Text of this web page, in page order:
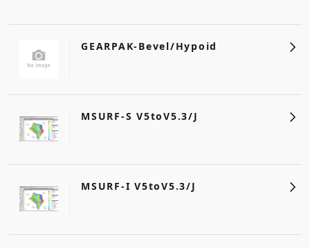
GEARPAK-Bevel/Hypoid
MSURF-S V5toV5.3/J
MSURF-I V5toV5.3/J